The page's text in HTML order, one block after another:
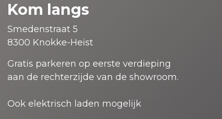
Kom langs
Smedenstraat 5
8300 Knokke-Heist
Gratis parkeren op eerste verdieping
aan de rechterzijde van de showroom.
Ook elektrisch laden mogelijk